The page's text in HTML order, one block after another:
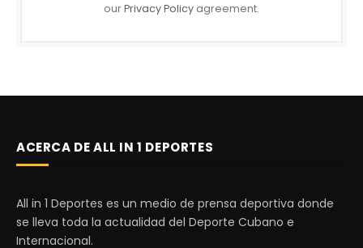
ourPrivacy Policy agreement.
ACERCA DE ALL IN 1 DEPORTES
All in 1 Deportes es un medio de prensa deportiva donde
se lleva toda la actualidad del Deporte Cubano e
Internacional.